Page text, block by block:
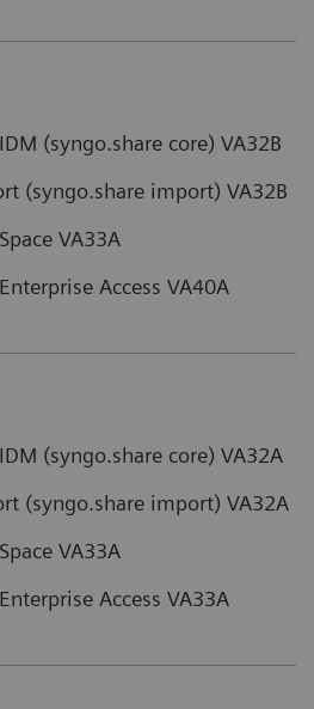
(syngo.share core) VA32B
(syngo.share import) VA32B
VA33A
Access VA40A
(syngo.share core) VA32A
(syngo.share import) VA32A
VA33A
Access VA33A